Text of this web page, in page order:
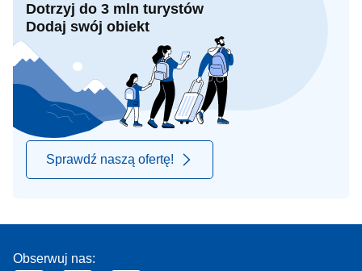
Dotrzyj do 3 mln turystów
Dodaj swój obiekt
Sprawdź naszą ofertę!
Obserwuj nas: